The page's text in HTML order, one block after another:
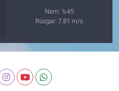
Nem: %45
Rüzgar: 7.81 m/s